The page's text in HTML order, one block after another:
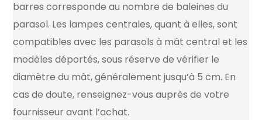
barres corresponde au nombre de baleines du
parasol. Les lampes centrales, quant à elles, sont
compatibles avec les parasols à mât central et les
modèles déportés, sous réserve de vérifier le
diamètre du mât, généralement jusqu’à 5 cm. En
cas de doute, renseignez-vous auprès de votre
fournisseur avant l’achat.